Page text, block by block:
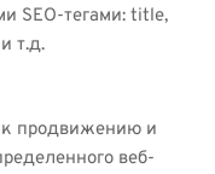
SEO-тегами: title,
т.д.
к продвижению и
веб-